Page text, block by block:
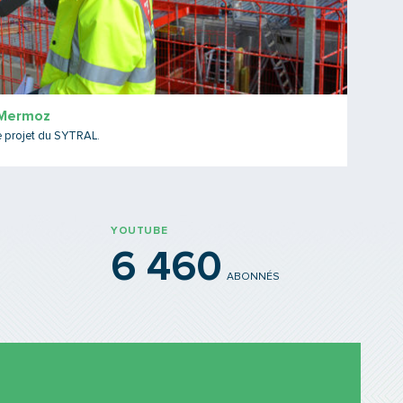
projet du SYTRAL.
YOUTUBE
6 460 ABONNÉS